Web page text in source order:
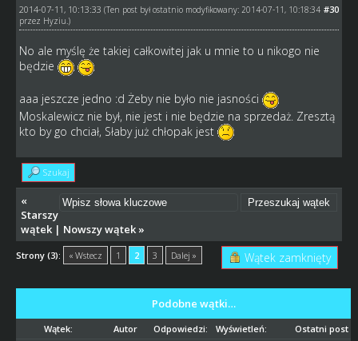
#30
2014-07-11, 10:13:33 (Ten post był ostatnio modyfikowany: 2014-07-11, 10:18:34
przez Hyziu.)
No ale myślę że takiej całkowitej jak u mnie to u nikogo nie
będzie
aaa jeszcze jedno :d Żeby nie było nie jasności
Moskalewicz nie był, nie jest i nie będzie na sprzedaż. Zresztą
kto by go chciał, Słaby już chłopak jest
Szukaj
«
Starszy
wątek| Nowszy wątek»
Strony (3): « Wstecz 1 2 3 Dalej » Wątek zamknięty
Podobne wątki…
Wątek: Autor Odpowiedzi: Wyświetleń: Ostatni post